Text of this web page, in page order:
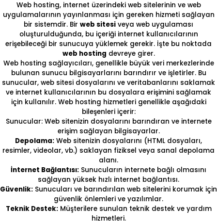
Web hosting, internet üzerindeki web sitelerinin ve web
uygulamalarının yayınlanması için gereken hizmeti sağlayan
bir sistemdir. Bir web sitesi veya web uygulaması
oluşturulduğunda, bu içeriği internet kullanıcılarının
erişebileceği bir sunucuya yüklemek gerekir. İşte bu noktada
web hosting devreye girer.
Web hosting sağlayıcıları, genellikle büyük veri merkezlerinde
bulunan sunucu bilgisayarlarını barındırır ve işletirler. Bu
sunucular, web sitesi dosyalarını ve veritabanlarını saklamak
ve internet kullanıcılarının bu dosyalara erişimini sağlamak
için kullanılır. Web hosting hizmetleri genellikle aşağıdaki
bileşenleri içerir:
Sunucular: Web sitenizin dosyalarını barındıran ve internete
erişim sağlayan bilgisayarlar.
Depolama: Web sitenizin dosyalarını (HTML dosyaları,
resimler, videolar, vb.) saklayan fiziksel veya sanal depolama
alanı.
İnternet Bağlantısı: Sunucuların internete bağlı olmasını
sağlayan yüksek hızlı internet bağlantısı.
Güvenlik: Sunucuları ve barındırılan web sitelerini korumak için
güvenlik önlemleri ve yazılımlar.
Teknik Destek:Müşterilere sunulan teknik destek ve yardım
hizmetleri.